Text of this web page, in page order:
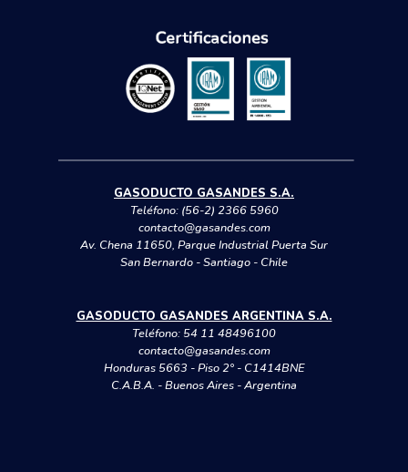
GASODUCTO GASANDES S.A.
Teléfono: (56-2) 2366 5960
contacto@gasandes.com
Av. Chena 11650, Parque Industrial Puerta Sur
San Bernardo - Santiago - Chile
GASODUCTO GASANDES ARGENTINA S.A.
Teléfono: 54 11 48496100
contacto@gasandes.com
Honduras 5663 - Piso 2° - C1414BNE
C.A.B.A. - Buenos Aires - Argentina